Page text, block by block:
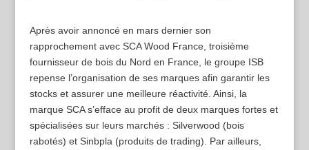
Après avoir annoncé en mars dernier son
rapprochement avec SCA Wood France, troisième
fournisseur de bois du Nord en France, le groupe ISB
repense l’organisation de ses marques afin garantir les
stocks et assurer une meilleure réactivité. Ainsi, la
marque SCA s’efface au profit de deux marques fortes et
spécialisées sur leurs marchés : Silverwood (bois
rabotés) et Sinbpla (produits de trading). Par ailleurs,